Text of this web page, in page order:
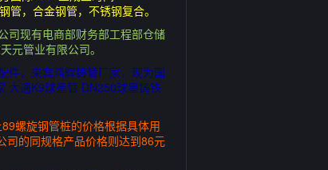
，合金钢管，不锈钢复合。
司现有电商部财务部工程部仓储
元管业有限公司。
件，来宾鸿辉铸管厂家，现为国
大通K9球墨管 DN250球墨铸铁
螺旋钢管桩的价格根据具体用
司的同规格产品价格则达到86元